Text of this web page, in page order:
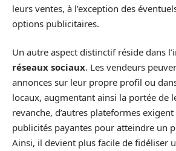
leurs ventes, à l’exception des
options publicitaires.
Un autre aspect distinctif réside dans
réseaux sociaux. Les vendeurs
annonces sur leur propre profil ou
locaux, augmentant ainsi la portée de
revanche, d’autres plateformes
publicités payantes pour atteindre un
Ainsi, il devient plus facile de fidéliser